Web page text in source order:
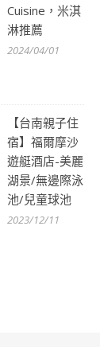
Cuisine，米淇
淋推薦
2024/04/01
【台南親子住
宿】福爾摩沙
遊艇酒店-美麗
湖景/無邊際泳
池/兒童球池
2023/12/11